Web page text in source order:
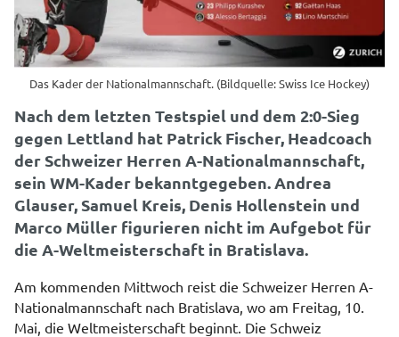
Das Kader der Nationalmannschaft. (Bildquelle: Swiss Ice Hockey)
Nach dem letzten Testspiel und dem 2:0-Sieg
gegen Lettland hat Patrick Fischer, Headcoach
der Schweizer Herren A-Nationalmannschaft,
sein WM-Kader bekanntgegeben. Andrea
Glauser, Samuel Kreis, Denis Hollenstein und
Marco Müller figurieren nicht im Aufgebot für
die A-Weltmeisterschaft in Bratislava.
Am kommenden Mittwoch reist die Schweizer Herren A-
Nationalmannschaft nach Bratislava, wo am Freitag, 10.
Mai, die Weltmeisterschaft beginnt. Die Schweiz